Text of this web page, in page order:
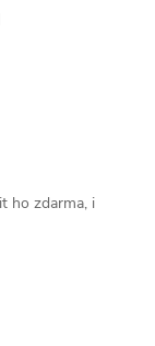
ho zdarma, i